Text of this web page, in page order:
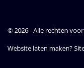
© 2026 - Alle rechten
Website laten maken?